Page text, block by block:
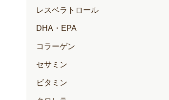
レスベラトロール
DHA・EPA
コラーゲン
セサミン
ビタミン